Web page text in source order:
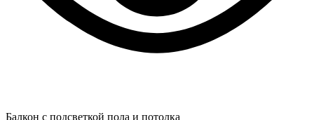
Балкон с подсветкой пола и потолка